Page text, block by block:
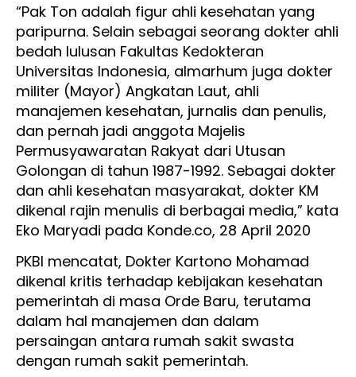
“Pak Ton adalah figur ahli kesehatan yang
paripurna. Selain sebagai seorang dokter ahli
bedah lulusan Fakultas Kedokteran
Universitas Indonesia, almarhum juga dokter
militer (Mayor) Angkatan Laut, ahli
manajemen kesehatan, jurnalis dan penulis,
dan pernah jadi anggota Majelis
Permusyawaratan Rakyat dari Utusan
Golongan di tahun 1987-1992. Sebagai dokter
dan ahli kesehatan masyarakat, dokter KM
dikenal rajin menulis di berbagai media,” kata
Eko Maryadi pada Konde.co, 28 April 2020
PKBI mencatat, Dokter Kartono Mohamad
dikenal kritis terhadap kebijakan kesehatan
pemerintah di masa Orde Baru, terutama
dalam hal manajemen dan dalam
persaingan antara rumah sakit swasta
dengan rumah sakit pemerintah.